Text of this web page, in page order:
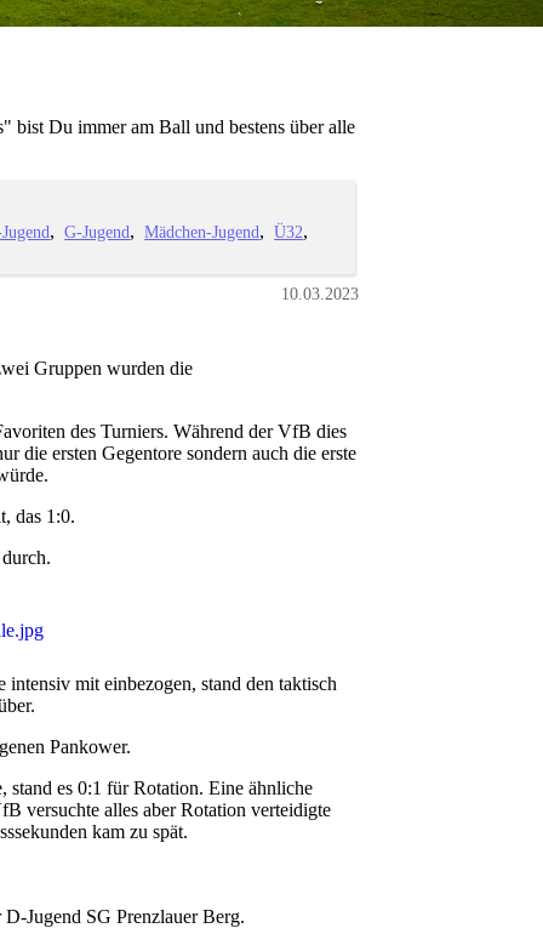
Du immer am Ball und bestens über alle
G-Jugend Mädchen-Jugend Ü32
10.03.2023
Gruppen wurden die
des Turniers. Während der VfB dies
die ersten Gegentore sondern auch die erste
das 1:0.
mit einbezogen, stand den taktisch
Pankower.
stand es 0:1 für Rotation. Eine ähnliche
versuchte alles aber Rotation verteidigte
kam zu spät.
Jugend SG Prenzlauer Berg.